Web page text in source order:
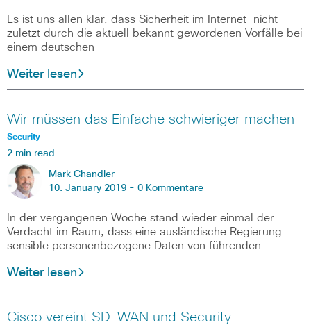
Es ist uns allen klar, dass Sicherheit im Internet nicht
zuletzt durch die aktuell bekannt gewordenen Vorfälle bei
einem deutschen
Weiter lesen
Wir müssen das Einfache schwieriger machen
Security
2 min read
Mark Chandler
10. January 2019 - 0 Kommentare
In der vergangenen Woche stand wieder einmal der
Verdacht im Raum, dass eine ausländische Regierung
sensible personenbezogene Daten von führenden
Weiter lesen
Cisco vereint SD-WAN und Security